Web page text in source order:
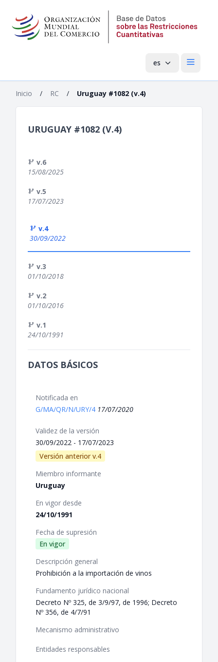
es Menú
Inicio / RC / Uruguay #1082 (v.4)
URUGUAY #1082 (V.4)
v.6
15/08/2025
v.5
17/07/2023
v.4
30/09/2022
v.3
01/10/2018
v.2
01/10/2016
v.1
24/10/1991
DATOS BÁSICOS
Notificada en
G/MA/QR/N/URY/4 17/07/2020
Validez de la versión
30/09/2022 - 17/07/2023
Versión anterior v.4
Miembro informante
Uruguay
En vigor desde
24/10/1991
Fecha de supresión
En vigor
Descripción general
Prohibición a la importación de vinos
Fundamento jurídico nacional
Decreto Nº 325, de 3/9/97, de 1996; Decreto
Nº 356, de 4/7/91
Mecanismo administrativo
Entidades responsables